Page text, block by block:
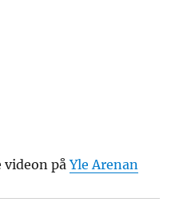
videon påYle Arenan